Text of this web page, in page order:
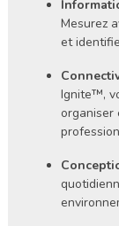
Mesurez
et
Ignite™,
organiser